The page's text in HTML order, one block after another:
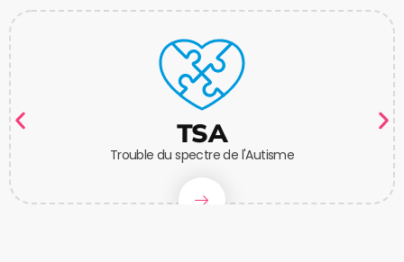
TSA
Trouble du spectre de l'Autisme